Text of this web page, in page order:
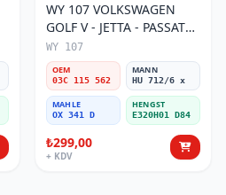
WY 107 VOLKSWAGEN
GOLF V - JETTA - PASSAT
1.6 FSI BENZİNLİ 03C 115
562 Yağ Filtresi
WY 107
OEM
03C 115 562
MANN
HU 712/6 x
MAHLE
OX 341 D
HENGST
E320H01 D84
₺299,00
+ KDV